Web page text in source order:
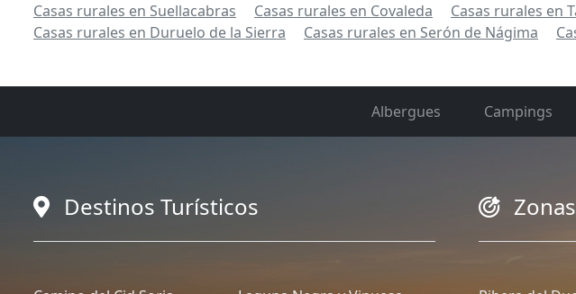
Casas rurales en Suellacabras
Casas rurales en Covaleda Casas rurales en
Casas rurales en Duruelo de la Sierra
Casas rurales en Serón de Nágima
Albergues Campings
Destinos Turísticos